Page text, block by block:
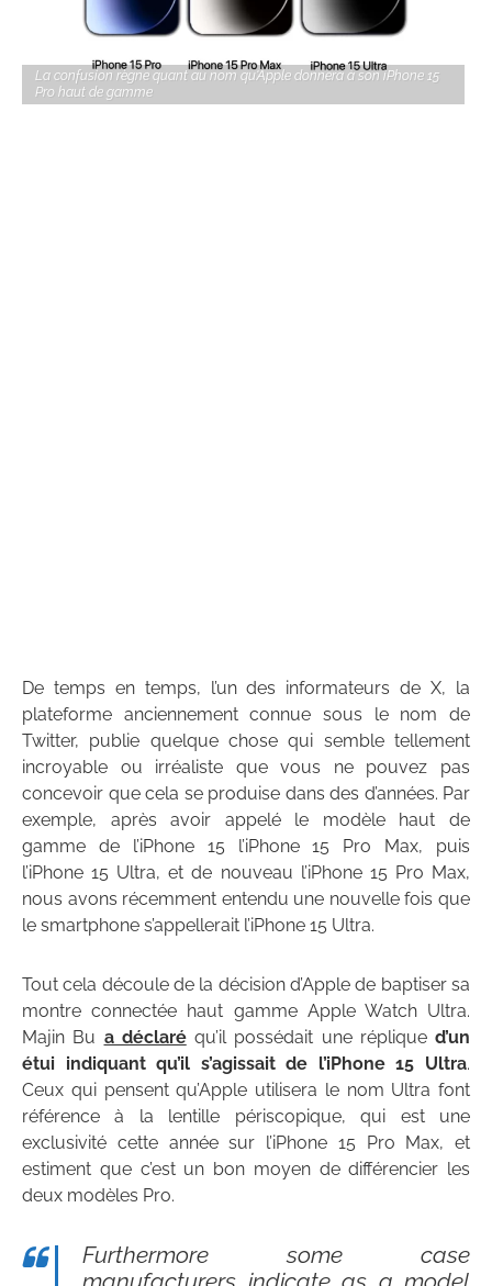
La confusion règne quant au nom qu'Apple donnera à son iPhone 15
Pro haut de gamme
De temps en temps, l’un des informateurs de X, la
plateforme anciennement connue sous le nom de
Twitter, publie quelque chose qui semble tellement
incroyable ou irréaliste que vous ne pouvez pas
concevoir que cela se produise dans des d’années. Par
exemple, après avoir appelé le modèle haut de
gamme de l’iPhone 15 l’iPhone 15 Pro Max, puis
l’iPhone 15 Ultra, et de nouveau l’iPhone 15 Pro Max,
nous avons récemment entendu une nouvelle fois que
le smartphone s’appellerait l’iPhone 15 Ultra.
Tout cela découle de la décision d’Apple de baptiser sa
montre connectée haut gamme Apple Watch Ultra.
Majin Bu a déclaréqu’il possédait une réplique d’un
étui indiquant qu’il s’agissait de l’iPhone 15 Ultra.
Ceux qui pensent qu’Apple utilisera le nom Ultra font
référence à la lentille périscopique, qui est une
exclusivité cette année sur l’iPhone 15 Pro Max, et
estiment que c’est un bon moyen de différencier les
deux modèles Pro.
Furthermore some case